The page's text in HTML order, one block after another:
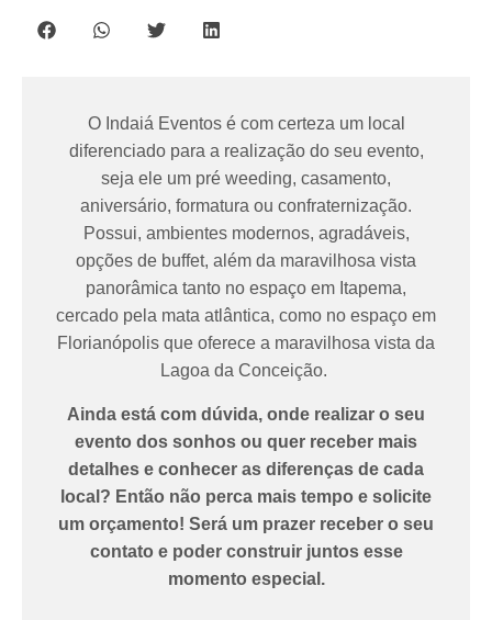
O Indaiá Eventos é com certeza um local
diferenciado para a realização do seu evento,
seja ele um pré weeding, casamento,
aniversário, formatura ou confraternização.
Possui, ambientes modernos, agradáveis,
opções de buffet, além da maravilhosa vista
panorâmica tanto no espaço em Itapema,
cercado pela mata atlântica, como no espaço em
Florianópolis que oferece a maravilhosa vista da
Lagoa da Conceição.
Ainda está com dúvida, onde realizar o seu
evento dos sonhos ou quer receber mais
detalhes e conhecer as diferenças de cada
local? Então não perca mais tempo e solicite
um orçamento! Será um prazer receber o seu
contato e poder construir juntos esse
momento especial.